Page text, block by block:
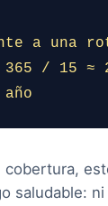
a una
365 / 15 ≈
cobertura,
saludable: